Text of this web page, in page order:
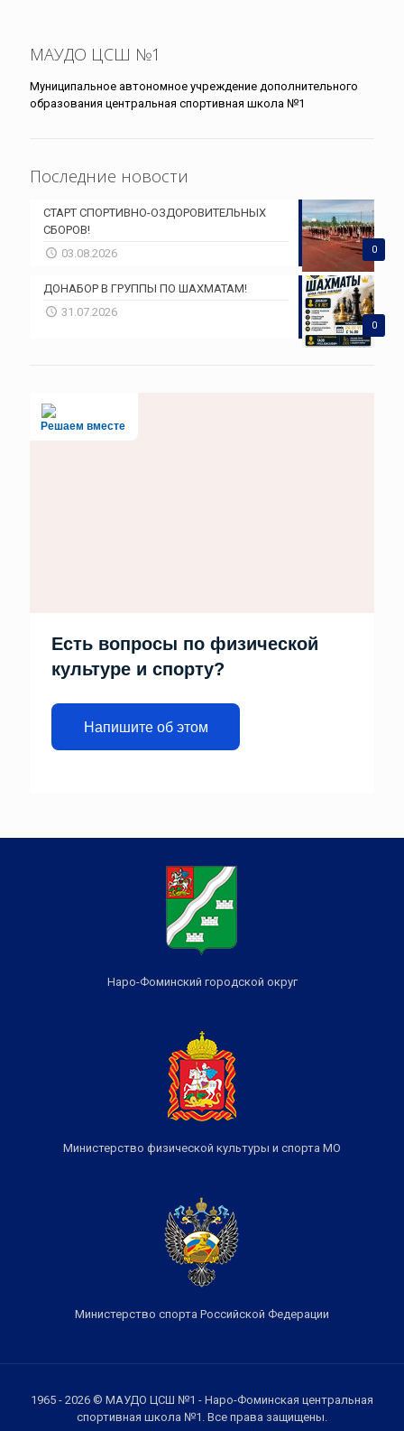
МАУДО ЦСШ №1
Муниципальное автономное учреждение дополнительного
образования центральная спортивная школа №1
Последние новости
0
СТАРТ СПОРТИВНО-ОЗДОРОВИТЕЛЬНЫХ
СБОРОВ!
03.08.2026
0
ДОНАБОР В ГРУППЫ ПО ШАХМАТАМ!
31.07.2026
Решаем вместе
Есть вопросы по физической
культуре и спорту?
Напишите об этом
Наро-Фоминский городской округ
Министерство физической культуры и спорта МО
Министерство спорта Российской Федерации
1965 - 2026 © МАУДО ЦСШ №1 - Наро-Фоминская центральная
спортивная школа №1. Все права защищены.